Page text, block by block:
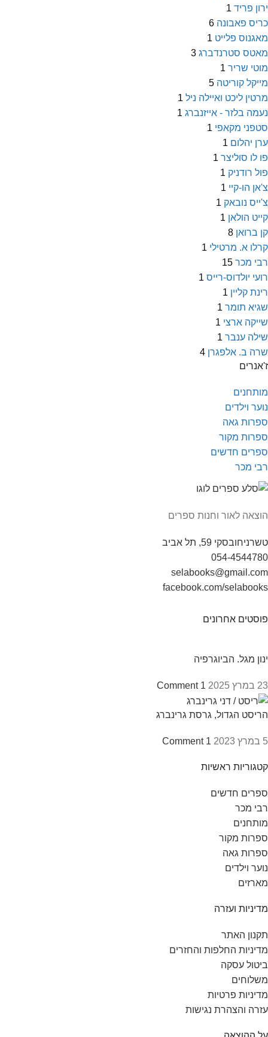
ירון פריד 1
כריס פאבונה 6
מאגנוס פלייט 1
מאטס סטרנדברג 3
מוטי שריר 1
מייקל קוריטה 5
מרטין ליכט ואיילה ניל 1
נעמה בלזר - אייזנברג 1
סטפני מקאפי 1
ערן יהלום 1
פו לו סוליצר 1
פול רודניק 1
צ'אן הו-קיי 1
צ'ייס נובאק 1
קייט הולאן 1
קן ברואן 8
קרלו א. מרטילי 1
רבי מכר 15
רועי יולדוס-רייס 1
רינת קליין 1
שגיא תומר 1
שייקה ארצי 1
שילה ענבר 1
שרה ב. אלפגרן 4
ז'אנרים
מותחנים
נוער וילדים
ספרות גאה
ספרות מקור
ספרים חדשים
רבי מכר
הוצאה לאור וחנות ספרים
טשרניחובסקי 59, תל אביב
054-4544780
selabooks@gmail.com
facebook.com/selabooks
פוסטים אחרונים
ינון מגל. הביוגרפיה
23 במרץ 2025 1 Comment
הריסט הגדול, גרסת גרינברג
5 במרץ 2023 1 Comment
קטגוריות ראשיות
ספרים חדשים
רבי מכר
מותחנים
ספרות מקור
ספרות גאה
נוער וילדים
מארזים
מדיניות ועזרה
תקנון האתר
מדיניות החלפות והחזרים
ביטול עסקה
משלוחים
מדיניות פרטיות
עזרה והצהרת נגישות